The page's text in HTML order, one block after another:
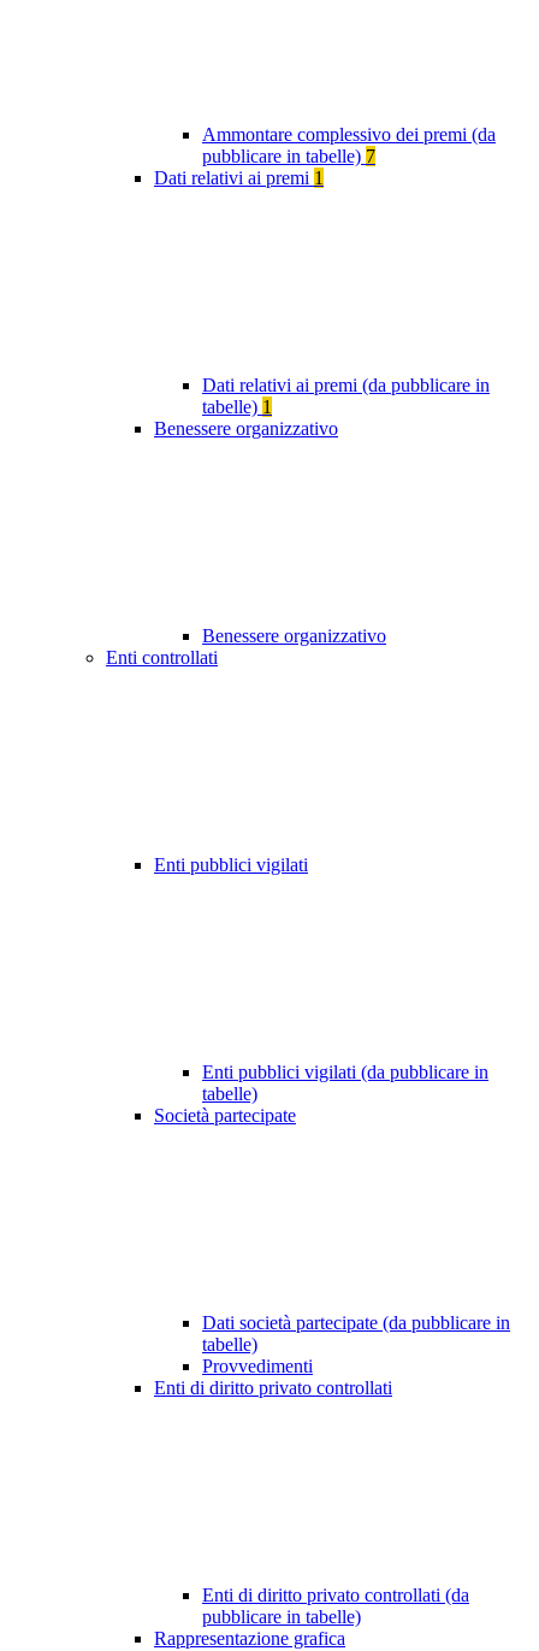
Ammontare complessivo dei premi (da
pubblicare in tabelle) 7
Dati relativi ai premi 1
Dati relativi ai premi (da pubblicare in
tabelle) 1
Benessere organizzativo
Benessere organizzativo
Enti controllati
Enti pubblici vigilati
Enti pubblici vigilati (da pubblicare in
tabelle)
Società partecipate
Dati società partecipate (da pubblicare in
tabelle)
Provvedimenti
Enti di diritto privato controllati
Enti di diritto privato controllati (da
pubblicare in tabelle)
Rappresentazione grafica